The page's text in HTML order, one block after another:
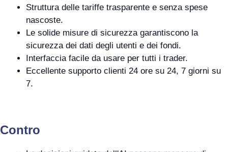
Struttura delle tariffe trasparente e senza spese
nascoste.
Le solide misure di sicurezza garantiscono la
sicurezza dei dati degli utenti e dei fondi.
Interfaccia facile da usare per tutti i trader.
Eccellente supporto clienti 24 ore su 24, 7 giorni su
7.
Contro